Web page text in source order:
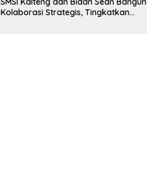
Kolaborasi Strategis, Tingkatkan